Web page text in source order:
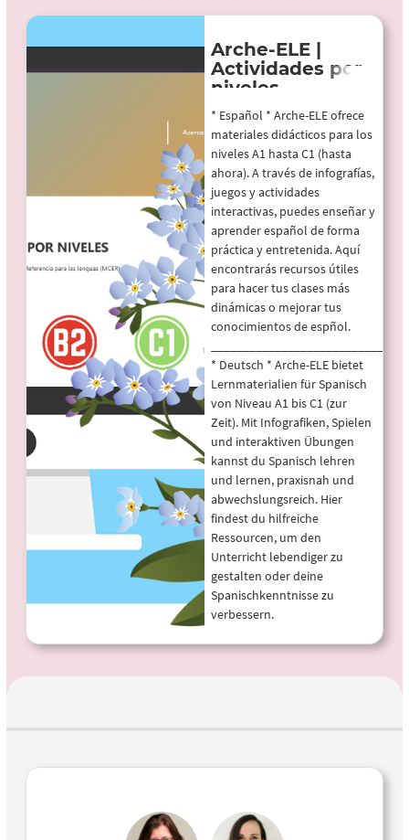
Arche-ELE |
Actividades por
niveles
* Español * Arche-ELE ofrece
materiales didácticos para los
niveles A1 hasta C1 (hasta
ahora). A través de infografías,
juegos y actividades
interactivas, puedes enseñar y
aprender español de forma
práctica y entretenida. Aquí
encontrarás recursos útiles
para hacer tus clases más
dinámicas o mejorar tus
conocimientos de espñol.
* Deutsch * Arche-ELE bietet
Lernmaterialien für Spanisch
von Niveau A1 bis C1 (zur
Zeit). Mit Infografiken, Spielen
und interaktiven Übungen
kannst du Spanisch lehren
und lernen, praxisnah und
abwechslungsreich. Hier
findest du hilfreiche
Ressourcen, um den
Unterricht lebendiger zu
gestalten oder deine
Spanischkenntnisse zu
verbessern.